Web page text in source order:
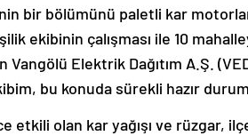
bir bölümünü paletli kar
ekibinin çalışması ile 10
Vangölü Elektrik Dağıtım A.Ş.
bu konuda sürekli hazır
etkili olan kar yağışı ve rüzgar,